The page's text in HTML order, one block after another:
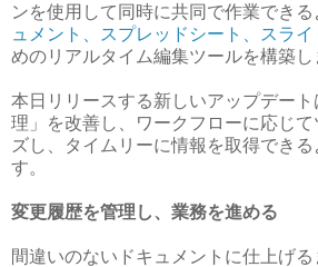
ンを使用して同時に共同で作業できる
ュメント、スプレッドシート、スライ
めのリアルタイム編集ツールを構築し
本日リリースする新しいアップデー
理」を改善し、ワークフローに応じ
ズし、タイムリーに情報を取得でき
す。
変更履歴を管理し、業務を進める
間違いのないドキュメントに仕上げ